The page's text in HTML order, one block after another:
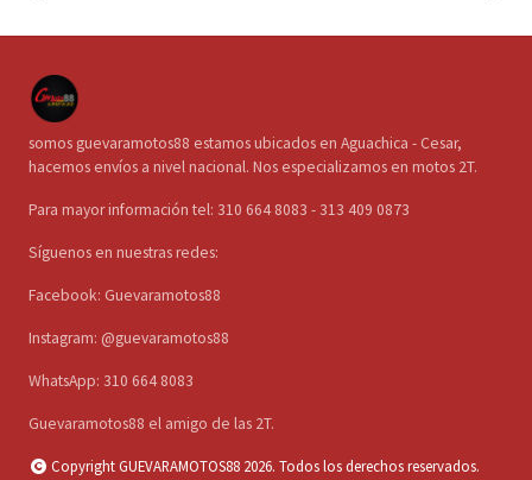
somos guevaramotos88 estamos ubicados en Aguachica - Cesar,
hacemos envíos a nivel nacional. Nos especializamos en motos 2T.
Para mayor información tel: 310 664 8083 - 313 409 0873
Síguenos en nuestras redes:
Facebook: Guevaramotos88
Instagram: @guevaramotos88
WhatsApp: 310 664 8083
Guevaramotos88 el amigo de las 2T.
Copyright GUEVARAMOTOS88 2026. Todos los derechos reservados.